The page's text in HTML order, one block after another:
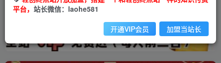
平台， 站长微信：laohe581
开通VIP会员 加盟当站长